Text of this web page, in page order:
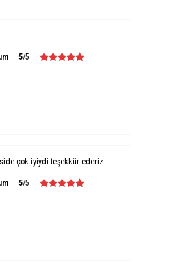
5/5
çok iyiydi teşekkür ederiz.
5/5